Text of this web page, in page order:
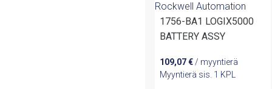
Rockwell Automation
1756-BA1 LOGIX5000
BATTERY ASSY
109,07€ / myyntierä
Myyntierä sis. 1 KPL